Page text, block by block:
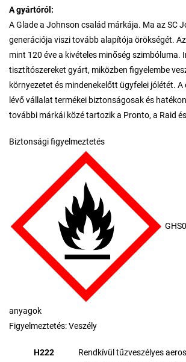
A gyártóról:
A Glade a Johnson család márkája. Ma az SC
generációja viszi tovább alapítója örökségét.
mint 120 éve a kivételes minőség szimbóluma.
tisztítószereket gyárt, miközben figyelembe
környezetet és mindenekelőtt ügyfelei jólétét.
lévő vállalat termékei biztonságosak és
további márkái közé tartozik a Pronto, a Raid
Biztonsági figyelmeztetés
anyagok
Figyelmeztetés: Veszély
H222 Rendkívül tűzveszélyes